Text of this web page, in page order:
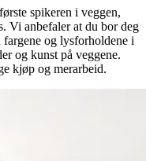
spikeren i veggen,
Vi anbefaler at du bor deg
og lysforholdene i
og kunst på veggene.
kjøp og merarbeid.